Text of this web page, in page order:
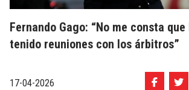
Fernando Gago: “No me consta
tenido reuniones con los árbitros”
17-04-2026